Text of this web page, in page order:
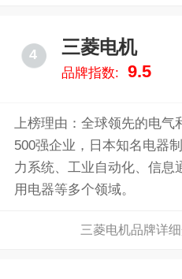
4 三菱电机
品牌指数: 9.5
上榜理由：全球领先的电气
500强企业，日本知名电器
力系统、工业自动化、信息
用电器等多个领域。
三菱电机品牌详